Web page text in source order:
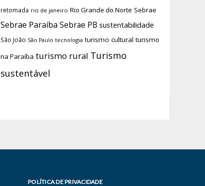
retomada rio de janeiro Rio Grande do Norte Sebrae
Sebrae Paraíba Sebrae PB sustentabilidade
São João São Paulo tecnologia turismo cultural turismo
na Paraíba turismo rural Turismo
sustentável
POLÍTICA DE PRIVACIDADE